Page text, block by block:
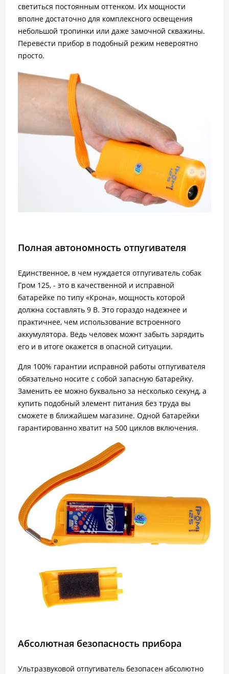
светиться постоянным оттенком. Их мощности
вполне достаточно для комплексного освещения
небольшой тропинки или даже замочной скважины.
Перевести прибор в подобный режим невероятно
просто.
Полная автономность отпугивателя
Единственное, в чем нуждается отпугиватель собак
Гром 125, - это в качественной и исправной
батарейке по типу «Крона», мощность которой
должна составлять 9 В. Это гораздо надежнее и
практичнее, чем использование встроенного
аккумулятора. Ведь человек можнт забыть зарядить
его и в итоге окажется в опасной ситуации.
Для 100% гарантии исправной работы отпугивателя
обязательно носите с собой запасную батарейку.
Заменить ее можно буквально за несколько секунд, а
купить подобный элемент питания без труда вы
сможете в ближайшем магазине. Одной батарейки
гарантированно хватит на 500 циклов включения.
Абсолютная безопасность прибора
Ультразвуковой отпугиватель безопасен абсолютно